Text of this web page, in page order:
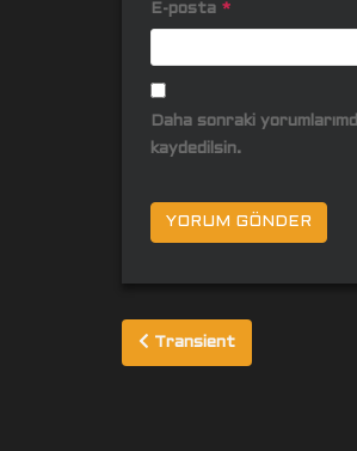
E-posta *
Daha sonraki
kaydedilsin.
Yazı
gezinmesi
Transient